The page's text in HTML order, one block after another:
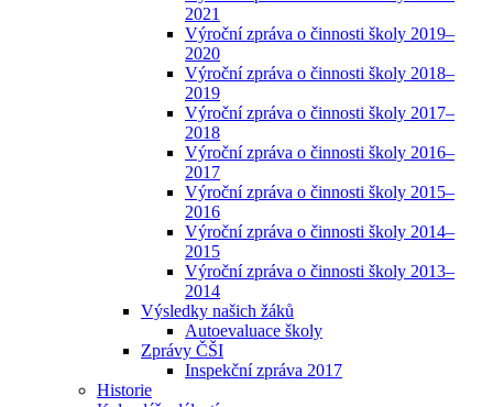
2021
Výroční zpráva o činnosti školy 2019–
2020
Výroční zpráva o činnosti školy 2018–
2019
Výroční zpráva o činnosti školy 2017–
2018
Výroční zpráva o činnosti školy 2016–
2017
Výroční zpráva o činnosti školy 2015–
2016
Výroční zpráva o činnosti školy 2014–
2015
Výroční zpráva o činnosti školy 2013–
2014
Výsledky našich žáků
Autoevaluace školy
Zprávy ČŠI
Inspekční zpráva 2017
Historie